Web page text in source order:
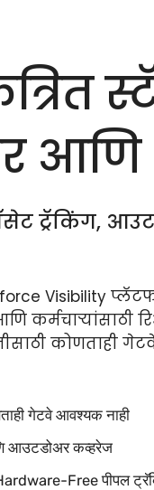
ट्रॅकिंग,
Visibility
कर्मचाऱ्यांसाठी
कोणताही
गेटवे आवश्यक नाही
आउटडोअर कव्हरेज
Free पीपल